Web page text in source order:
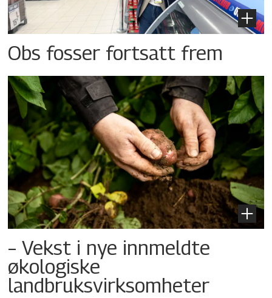
Obs fosser fortsatt frem
– Vekst i nye innmeldte
økologiske
landbruksvirksomheter